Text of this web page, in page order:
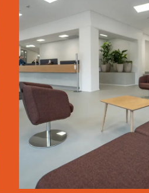
SANKT KJELDS
GÅRD
SE MERE